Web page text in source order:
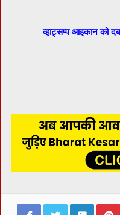
व्हाट्सप्प आइकान को
FacebookTwitter